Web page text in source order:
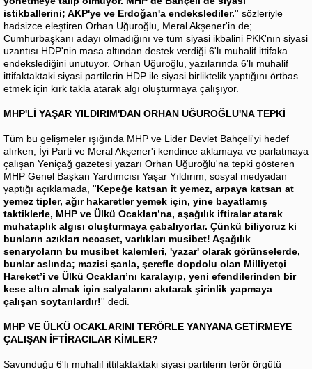
istikballerini; AKP'ye ve Erdoğan'a endekslediler.'' sözleriyle
hadsizce eleştiren Orhan Uğuroğlu, Meral Akşener'in de;
Cumhurbaşkanı adayı olmadığını ve tüm siyasi ikbalini PKK'nın siyasi
uzantısı HDP'nin masa altından destek verdiği 6'lı muhalif ittifaka
endekslediğini unutuyor. Orhan Uğuroğlu, yazılarında 6'lı muhalif
ittifaktaktaki siyasi partilerin HDP ile siyasi birliktelik yaptığını örtbas
etmek için kırk takla atarak algı oluşturmaya çalışıyor.
MHP'Lİ YAŞAR YILDIRIM'DAN ORHAN UĞUROĞLU'NA TEPKİ
Tüm bu gelişmeler ışığında MHP ve Lider Devlet Bahçeli'yi hedef
alırken, İyi Parti ve Meral Akşener'i kendince aklamaya ve parlatmaya
çalışan Yeniçağ gazetesi yazarı Orhan Uğuroğlu'na tepki gösteren
MHP Genel Başkan Yardımcısı Yaşar Yıldırım, sosyal medyadan
yaptığı açıklamada, ''Kepeğe katsan it yemez, arpaya katsan at
yemez tipler, ağır hakaretler yemek için, yine bayatlamış
taktiklerle, MHP ve Ülkü Ocakları’na, aşağılık iftiralar atarak
muhataplık algısı oluşturmaya çabalıyorlar. Çünkü biliyoruz ki
bunların azıkları necaset, varlıkları musibet! Aşağılık
senaryoların bu musibet kalemleri, 'yazar' olarak görünselerde,
bunlar aslında; mazisi şanla, şerefle dopdolu olan Milliyetçi
Hareket’i ve Ülkü Ocakları’nı karalayıp, yeni efendilerinden bir
kese altın almak için salyalarını akıtarak şirinlik yapmaya
çalışan soytarılardır!'' dedi.
MHP VE ÜLKÜ OCAKLARINI TERÖRLE YANYANA GETİRMEYE
ÇALIŞAN İFTİRACILAR KİMLER?
Savunduğu 6'lı muhalif ittifaktaktaki siyasi partilerin terör örgütü